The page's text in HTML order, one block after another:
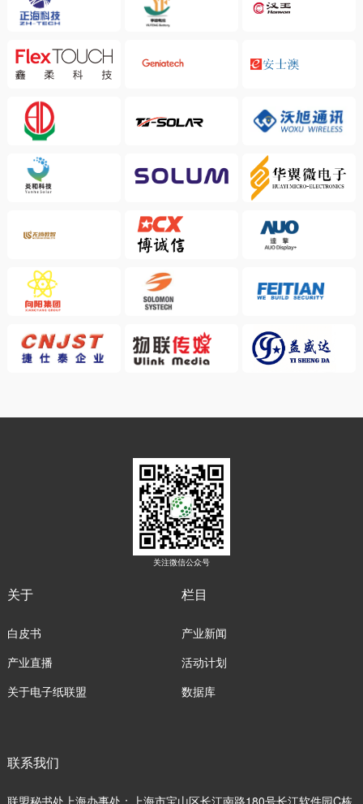
关注微信公众号
关于
白皮书
产业直播
关于电子纸联盟
栏目
产业新闻
活动计划
数据库
联系我们
联盟秘书处上海办事处：上海市宝山区长江南路180号长江软件园C栋